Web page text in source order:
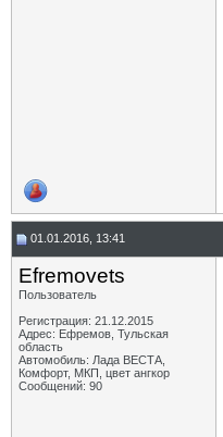
01.01.2016, 13:41
Efremovets
Пользователь
Регистрация: 21.12.2015
Адрес: Ефремов, Тульская
область
Автомобиль: Лада ВЕСТА,
Комфорт, МКП, цвет ангкор
Сообщений: 90